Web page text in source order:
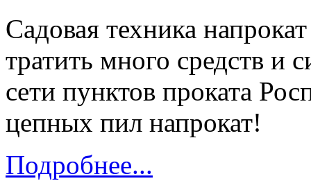
Садовая техника
тратить много средств и
сети пунктов проката
цепных пил напрокат!
Подробнее...